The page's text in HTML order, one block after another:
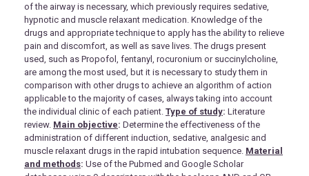
of the airway is necessary, which previously requires sedative,
hypnotic and muscle relaxant medication. Knowledge of the
drugs and appropriate technique to apply has the ability to relieve
pain and discomfort, as well as save lives. The drugs present
used, such as Propofol, fentanyl, rocuronium or succinylcholine,
are among the most used, but it is necessary to study them in
comparison with other drugs to achieve an algorithm of action
applicable to the majority of cases, always taking into account
the individual clinic of each patient. Type of study: Literature
review. Main objective: Determine the effectiveness of the
administration of different induction, sedative, analgesic and
muscle relaxant drugs in the rapid intubation sequence. Material
and methods: Use of the Pubmed and Google Scholar